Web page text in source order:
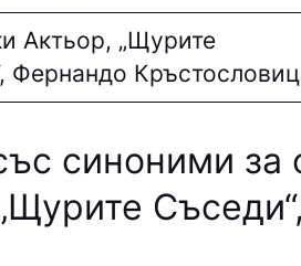
Актьор, „Щурите
Фернандо
синоними за